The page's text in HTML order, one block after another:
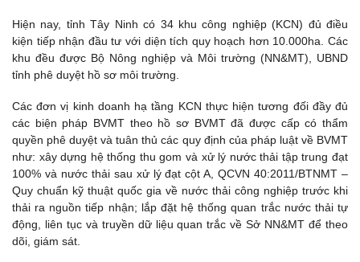
Hiện nay, tỉnh Tây Ninh có 34 khu công nghiệp (KCN) đủ điều
kiện tiếp nhận đầu tư với diện tích quy hoạch hơn 10.000ha. Các
khu đều được Bộ Nông nghiệp và Môi trường (NN&MT), UBND
tỉnh phê duyệt hồ sơ môi trường.
Các đơn vị kinh doanh hạ tầng KCN thực hiện tương đối đầy đủ
các biện pháp BVMT theo hồ sơ BVMT đã được cấp có thẩm
quyền phê duyệt và tuân thủ các quy định của pháp luật về BVMT
như: xây dựng hệ thống thu gom và xử lý nước thải tập trung đạt
100% và nước thải sau xử lý đạt cột A, QCVN 40:2011/BTNMT –
Quy chuẩn kỹ thuật quốc gia về nước thải công nghiệp trước khi
thải ra nguồn tiếp nhận; lắp đặt hệ thống quan trắc nước thải tự
động, liên tục và truyền dữ liệu quan trắc về Sở NN&MT để theo
dõi, giám sát.